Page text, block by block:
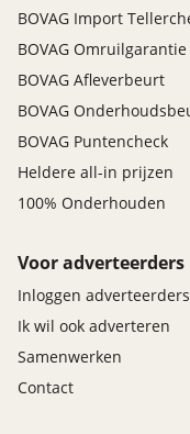
BOVAG Import
BOVAG Omruilgarantie
BOVAG Afleverbeurt
BOVAG
BOVAG Puntencheck
Heldere all-in prijzen
100% Onderhouden
Voor adverteerders
Inloggen adverteerders
Ik wil ook adverteren
Samenwerken
Contact